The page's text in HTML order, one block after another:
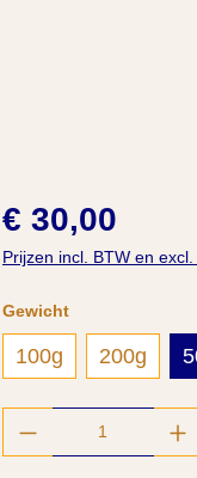
€ 30,00
Prijzen incl. BTW en
Selecteer
Gewicht
100g 200g